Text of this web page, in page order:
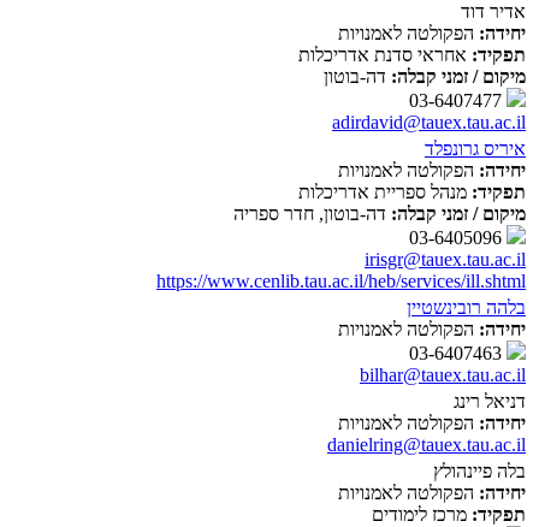
אדיר דוד
יחידה: הפקולטה לאמנויות
תפקיד: אחראי סדנת אדריכלות
מיקום / זמני קבלה: דה-בוטון
adirdavid@tauex.tau.ac.il
איריס גרונפלד
יחידה: הפקולטה לאמנויות
תפקיד: מנהל ספריית אדריכלות
מיקום / זמני קבלה: דה-בוטון, חדר ספריה
irisgr@tauex.tau.ac.il
https://www.cenlib.tau.ac.il/heb/services/ill.shtml
בלהה רובינשטיין
יחידה: הפקולטה לאמנויות
bilhar@tauex.tau.ac.il
דניאל רינג
יחידה: הפקולטה לאמנויות
danielring@tauex.tau.ac.il
בלה פיינהולץ
יחידה: הפקולטה לאמנויות
תפקיד: מרכז לימודים